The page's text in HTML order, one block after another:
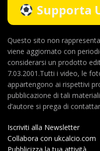
Supporta
Questo sito non
viene aggiornato con
considerarsi un prodotto
7.03.2001.Tutti i video, le
appartengono ai rispettivi
pubblicazione di tali
d’autore si prega di
Iscriviti alla Newsletter
Collabora con ukcalcio.com